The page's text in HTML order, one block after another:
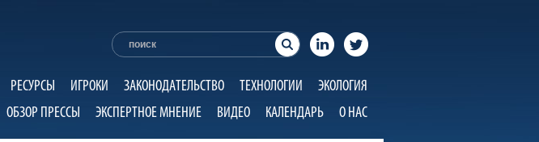
РЕСУРСЫ ИГРОКИ ЗАКОНОДАТЕЛЬСТВО ТЕХНОЛОГИИ
ЭКОЛОГИЯ
ОБЗОР ПРЕССЫ ЭКСПЕРТНОЕ МНЕНИЕ ВИДЕО КАЛЕНДАРЬ О НАС